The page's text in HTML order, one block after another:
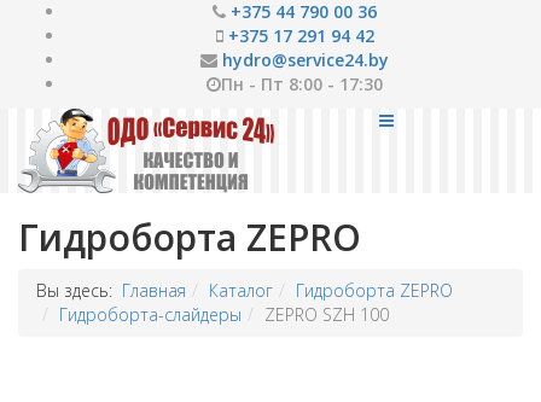
+375 44 790 00 36
+375 17 291 94 42
hydro@service24.by
Пн - Пт 8:00 - 17:30
Гидроборта ZEPRO
Вы здесь: Главная Каталог
Гидроборта ZEPRO
Гидроборта-слайдеры
ZEPRO SZH 100